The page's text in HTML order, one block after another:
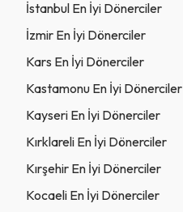
İstanbul En İyi Dönerciler
İzmir En İyi Dönerciler
Kars En İyi Dönerciler
Kastamonu En İyi Dönerciler
Kayseri En İyi Dönerciler
Kırklareli En İyi Dönerciler
Kırşehir En İyi Dönerciler
Kocaeli En İyi Dönerciler